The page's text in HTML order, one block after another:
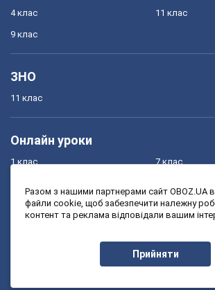
4 клас
9 клас
11 клас
ЗНО
11 клас
Онлайн уроки
1 клас
3 клас
7 клас
9 клас
Разом з нашими партнерами сайт OBOZ.UA
файли cookie, щоб забезпечити належну
контент та реклама відповідали вашим
Прийняти